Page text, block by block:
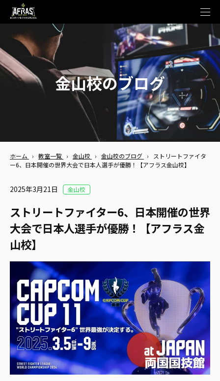
t
e
n
a
v
i
g
a
t
n
金山校のブログ
ホーム › 教室一覧 › 金山校 › 金山校のブログ ›
ストリートファイタ
ー6、日本開催の世界大会で日本人選手が優勝！【アフラス金山校】
2025年3月21日 金山校
ストリートファイター6、日本開催の世界
大会で日本人選手が優勝！【アフラス金
山校】